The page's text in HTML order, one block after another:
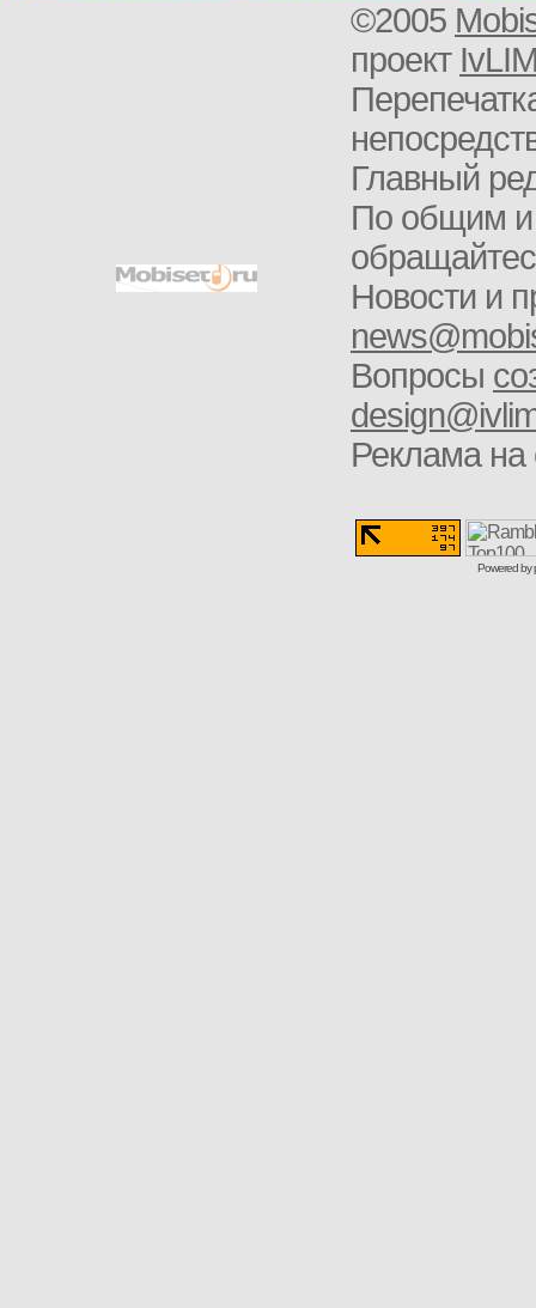
©2005
проект
Главный
По общим и
Новости и
Вопросы
Реклама на
Powered by